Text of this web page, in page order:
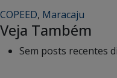
COPEED, Maracaju
Veja Também
Sem posts recentes